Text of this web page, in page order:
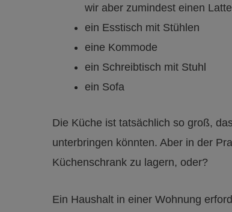
wir aber zumindest einen
ein Esstisch mit Stühlen
eine Kommode
ein Schreibtisch mit Stuhl
ein Sofa
Die Küche ist tatsächlich so groß,
unterbringen könnten. Aber in der
Küchenschrank zu lagern, oder?
Ein Haushalt in einer Wohnung